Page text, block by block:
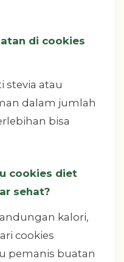
di cookies
stevia atau
dalam jumlah
bisa
cookies diet
sehat?
kalori,
cookies
pemanis buatan